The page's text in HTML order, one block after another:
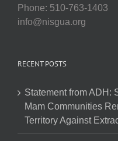
Phone: 510-763-1403
info@nisgua.org
RECENT POSTS
Statement from ADH:
Mam Communities
Territory Against